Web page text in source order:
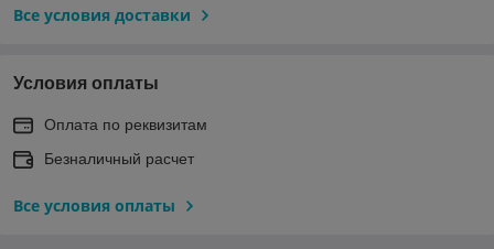
Все условия доставки
Условия оплаты
Оплата по реквизитам
Безналичный расчет
Все условия оплаты